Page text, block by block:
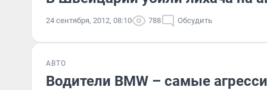
24 сентября, 2012, 08:10 788 Обсудить
АВТО
Водители BMW – самые